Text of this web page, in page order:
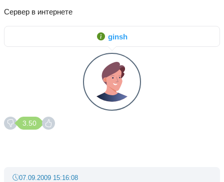
Сервер в интернете
ginsh
3.50
07.09.2009 15:16:08